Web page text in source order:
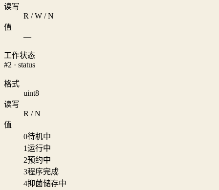
读写
R / W / N
值
—
工作状态
#2 · status
格式
uint8
读写
R / N
值
0待机中
1运行中
2预约中
3程序完成
4抑菌储存中